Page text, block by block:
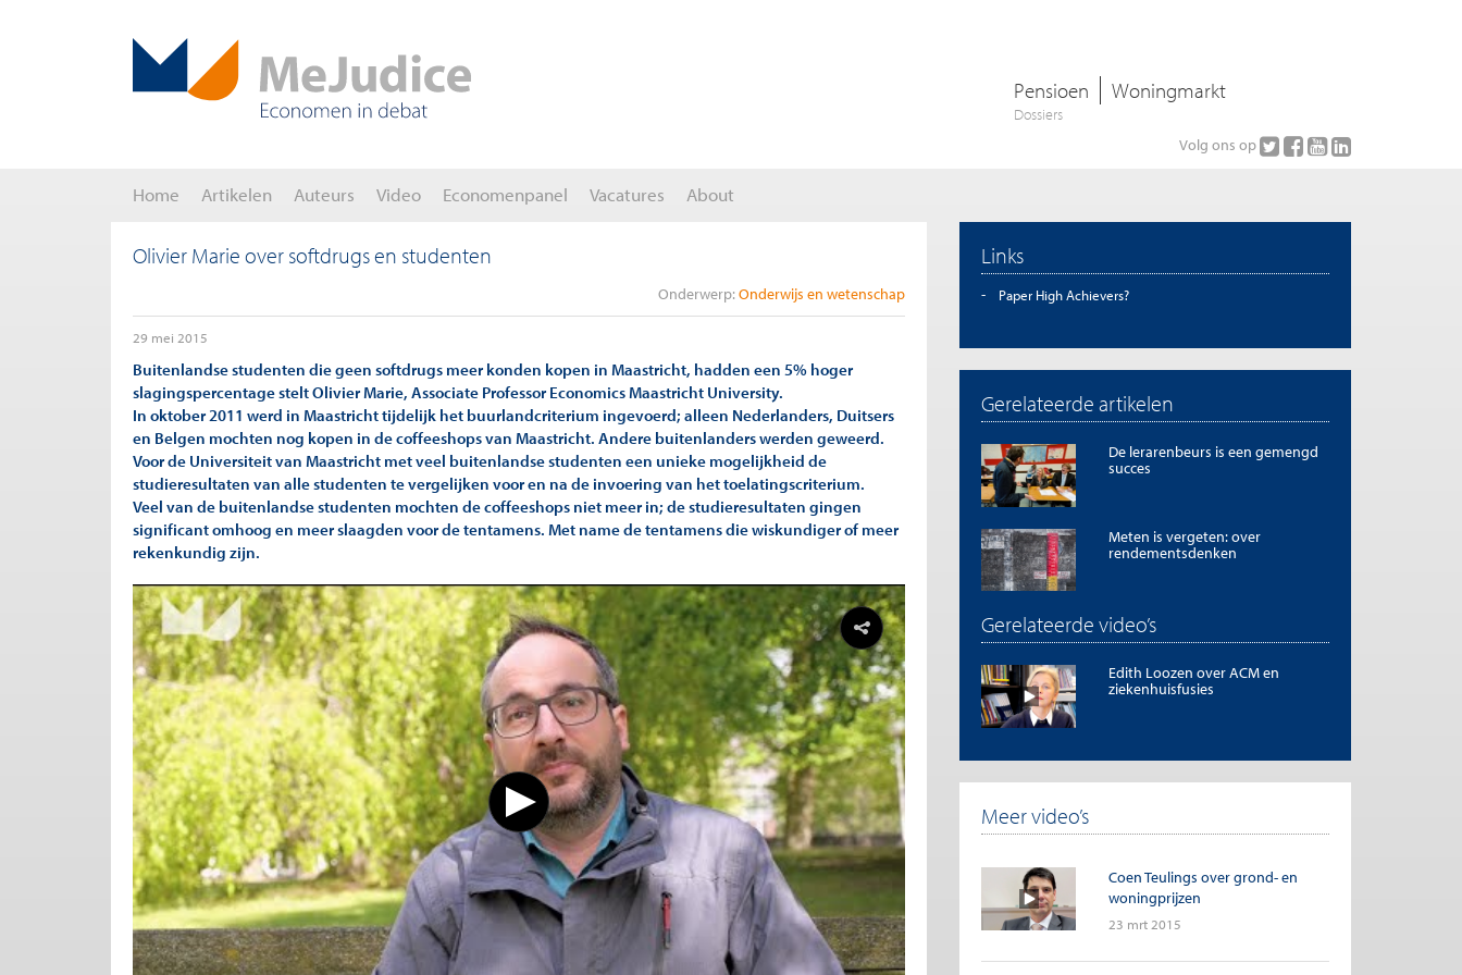
Pensioen Woningmarkt
Dossiers
Volg ons op
Home Artikelen Auteurs Video Economenpanel Vacatures About
Olivier Marie over softdrugs en studenten
Onderwerp: Onderwijs en wetenschap
29 mei 2015
Buitenlandse studenten die geen softdrugs meer konden kopen in Maastricht, hadden een 5% hoger
slagingspercentage stelt Olivier Marie, Associate Professor Economics Maastricht University.
In oktober 2011 werd in Maastricht tijdelijk het buurlandcriterium ingevoerd; alleen Nederlanders, Duitsers
en Belgen mochten nog kopen in de coffeeshops van Maastricht. Andere buitenlanders werden geweerd.
Voor de Universiteit van Maastricht met veel buitenlandse studenten een unieke mogelijkheid de
studieresultaten van alle studenten te vergelijken voor en na de invoering van het toelatingscriterium.
Veel van de buitenlandse studenten mochten de coffeeshops niet meer in; de studieresultaten gingen
significant omhoog en meer slaagden voor de tentamens. Met name de tentamens die wiskundiger of meer
rekenkundig zijn.
Links
Paper High Achievers?
Gerelateerde artikelen
De lerarenbeurs is een gemengd
succes
Meten is vergeten: over
rendementsdenken
Gerelateerde video’s
Edith Loozen over ACM en
ziekenhuisfusies
Meer video’s
Coen Teulings over grond- en
woningprijzen
23 mrt 2015